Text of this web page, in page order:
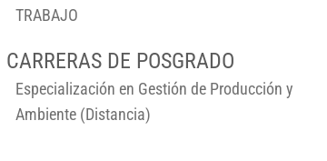
TRABAJO
CARRERAS DE POSGRADO
Especialización en Gestión de Producción y
Ambiente (Distancia)